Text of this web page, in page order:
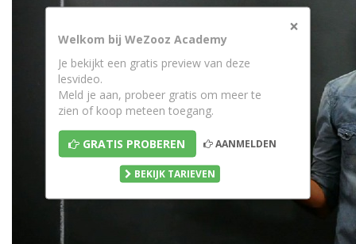
×
Welkom bij WeZooz Academy
Je bekijkt een gratis preview van deze
lesvideo.
Meld je aan, probeer gratis om meer te
zien of koop meteen toegang.
GRATIS PROBEREN AANMELDEN
BEKIJK TARIEVEN